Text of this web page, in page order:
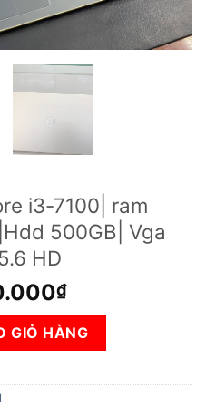
i3-7100| ram
500GB| Vga
HD
₫Giá
hiện
tại
là:
4.500.000₫.
ram 4GB| Màn hình
GIỎ HÀNG